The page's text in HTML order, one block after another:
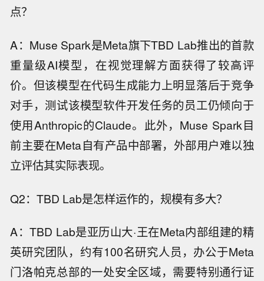
点？
A：Muse Spark是Meta旗下TBD Lab推出的首款
重量级AI模型，在视觉理解方面获得了较高评
价。但该模型在代码生成能力上明显落后于竞争
对手，测试该模型软件开发任务的员工仍倾向于
使用Anthropic的Claude。此外，Muse Spark目
前主要在Meta自有产品中部署，外部用户难以独
立评估其实际表现。
Q2：TBD Lab是怎样运作的，规模有多大？
A：TBD Lab是亚历山大·王在Meta内部组建的精
英研究团队，约有100名研究人员，办公于Meta
门洛帕克总部的一处安全区域，需要特别通行证